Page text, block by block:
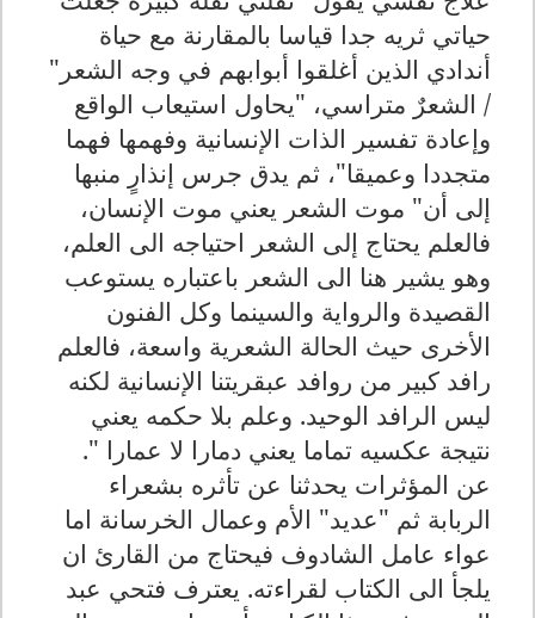
حياتي ثريه جدا قياسا بالمقارنة مع حياة
أندادي الذين أغلقوا أبوابهم في وجه الشعر"
/ الشعرٌ متراسي، "يحاول استيعاب الواقع
وإعادة تفسير الذات الإنسانية وفهمها فهما
متجددا وعميقا"، ثم يدق جرس إنذارٍ منبها
إلى أن" موت الشعر يعني موت الإنسان،
فالعلم يحتاج إلى الشعر احتياجه الى العلم،
وهو يشير هنا الى الشعر باعتباره يستوعب
القصيدة والرواية والسينما وكل الفنون
الأخرى حيث الحالة الشعرية واسعة، فالعلم
رافد كبير من روافد عبقريتنا الإنسانية لكنه
ليس الرافد الوحيد. وعلم بلا حكمه يعني
نتيجة عكسيه تماما يعني دمارا لا عمارا ".
عن المؤثرات يحدثنا عن تأثره بشعراء
الربابة ثم "عديد" الأم وعمال الخرسانة اما
عواء عامل الشادوف فيحتاج من القارئ ان
يلجأ الى الكتاب لقراءته. يعترف فتحي عبد